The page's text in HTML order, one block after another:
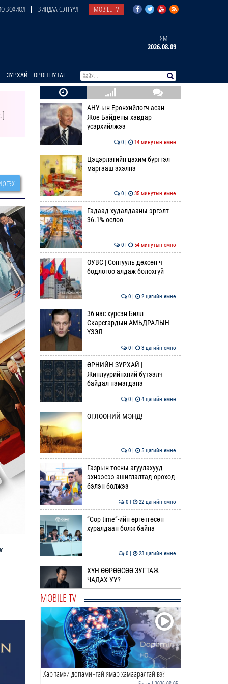
ЗОХИОЛ ЗИНДАА СЭТГҮҮЛ MOBILE TV
НЯМ
2026.08.09
ЗУРХАЙ ОРОН НУТАГ
АНУ-ын Ерөнхийлөгч асан
Жое Байдены хавдар
үсэрхийлжээ
0 | 14 минутын өмнө
Цэцэрлэгийн цахим бүртгэл
маргааш эхэлнэ
0 | 35 минутын өмнө
Гадаад худалдааны эргэлт
36.1% өслөө
0 | 54 минутын өмнө
ОУВС | Сонгууль дөхсөн ч
бодлогоо алдаж болохгүй
0 | 2 цагийн өмнө
36 нас хүрсэн Билл
Скарсгардын АМЬДРАЛЫН
ҮЗЭЛ
0 | 3 цагийн өмнө
ӨРНИЙН ЗУРХАЙ |
Жинлүүрийнхний бүтээлч
байдал нэмэгдэнэ
0 | 4 цагийн өмнө
ӨГЛӨӨНИЙ МЭНД!
0 | 5 цагийн өмнө
Газрын тосны агуулахууд
эхнээсээ ашиглалтад ороход
бэлэн болжээ
0 | 22 цагийн өмнө
“Cop time”-ийн өргөтгөсөн
хуралдаан болж байна
0 | 23 цагийн өмнө
ХҮН ӨӨРӨӨСӨӨ ЗУГТАЖ
ЧАДАХ УУ?
2026 оны төсвийн
тодотголын төслийн олон
нийтийн хэлэлцүүлэг боллоо
0 | 2026-08-08
СЭРЭМЖЛҮҮЛЭГ | Бамбай
MOBILE TV
Хар тамхи допаминтай ямар хамааралтай вэ?